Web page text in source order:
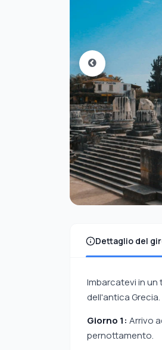
Dettaglio del
Imbarcatevi in un
dell'antica Grecia.
Giorno 1: Arrivo
pernottamento.